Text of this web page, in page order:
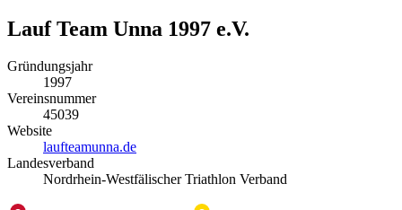
Lauf Team Unna 1997 e.V.
Gründungsjahr
1997
Vereinsnummer
45039
Website
laufteamunna.de
Landesverband
Nordrhein-Westfälischer Triathlon Verband